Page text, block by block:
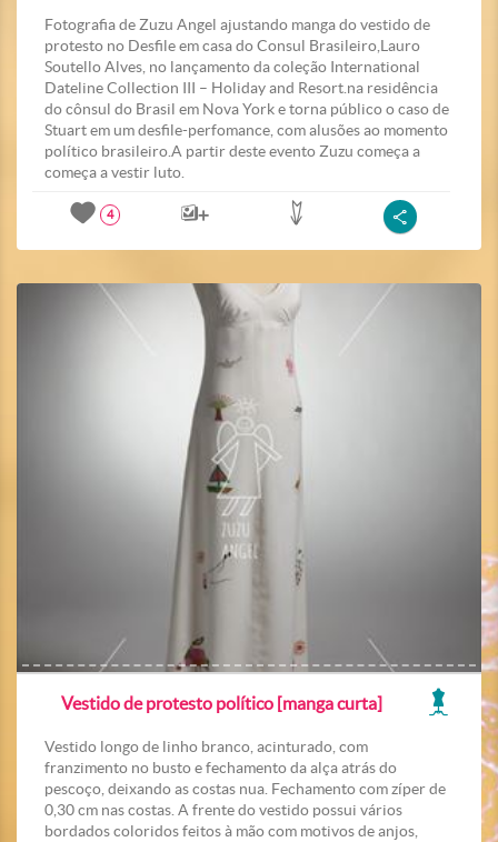
Fotografia de Zuzu Angel ajustando manga do vestido de
protesto no Desfile em casa do Consul Brasileiro,Lauro
Soutello Alves, no lançamento da coleção International
Dateline Collection III – Holiday and Resort.na residência
do cônsul do Brasil em Nova York e torna público o caso de
Stuart em um desfile-perfomance, com alusões ao momento
político brasileiro.A partir deste evento Zuzu começa a
começa a vestir luto.
4
Vestido de protesto político [manga curta]
Vestido longo de linho branco, acinturado, com
franzimento no busto e fechamento da alça atrás do
pescoço, deixando as costas nua. Fechamento com zíper de
0,30 cm nas costas. A frente do vestido possui vários
bordados coloridos feitos à mão com motivos de anjos,